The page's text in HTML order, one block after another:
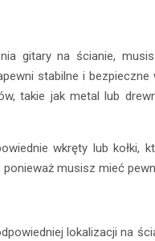
gitary na ścianie,
stabilne i
takie jak metal lub
wkręty lub kołki,
musisz mieć
lokalizacji na